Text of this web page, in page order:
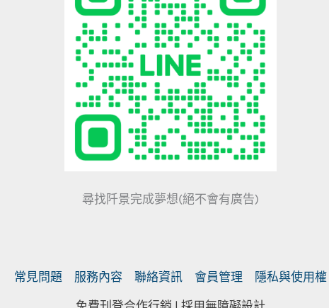
尋找阡景完成夢想(絕不會有廣告)
常見問題 服務內容 聯絡資訊 會員管理 隱私與使用權